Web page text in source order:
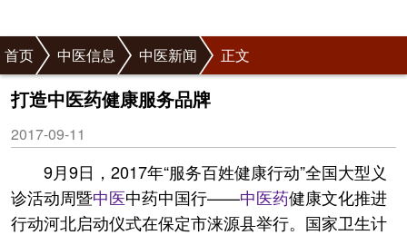
首页 中医信息 中医新闻 正文
打造中医药健康服务品牌
2017-09-11
9月9日，2017年“服务百姓健康行动”全国大型义
诊活动周暨中医中药中国行——中医药健康文化推进
行动河北启动仪式在保定市涞源县举行。国家卫生计